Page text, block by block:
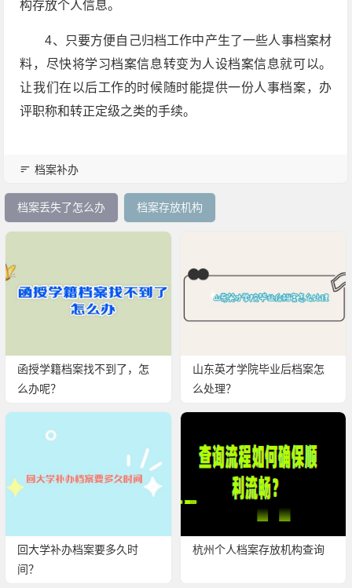
构存放个人信息。
4、只要方便自己归档工作中产生了一些人事档案材
料，尽快将学习档案信息转变为人设档案信息就可以。
让我们在以后工作的时候随时能提供一份人事档案，办
评职称和转正定级之类的手续。
档案补办
档案丢失了怎么办 档案存放机构
函授学籍档案找不到了，怎
么办呢？
山东英才学院毕业后档案怎
么处理？
回大学补办档案要多久时
间？
杭州个人档案存放机构查询